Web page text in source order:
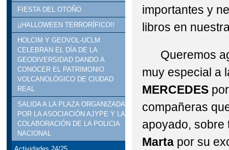
FIESTA DEL OTOÑO
¡¡HALLOWEEN TERRORÍFICO!!
HOLCIM Y GEOVOL-UCLM
CELEBRAN EL DÍA DE LA
GEODIVERSIDAD DANDO A
CONOCER EL PATRIMONIO
VOLCANOLÓGICO DE CIUDAD
REAL
SALIDA A LA PLAZA ORGANIZADA
POR LA ASOCIACIÓN AJYPE Y LA
COLABORACIÓN DE LA POLICIA
NACIONAL
importantes y
libros en
Queremos
muy especial a
MERCEDESpor
compañeras
apoyado,
Martapor su